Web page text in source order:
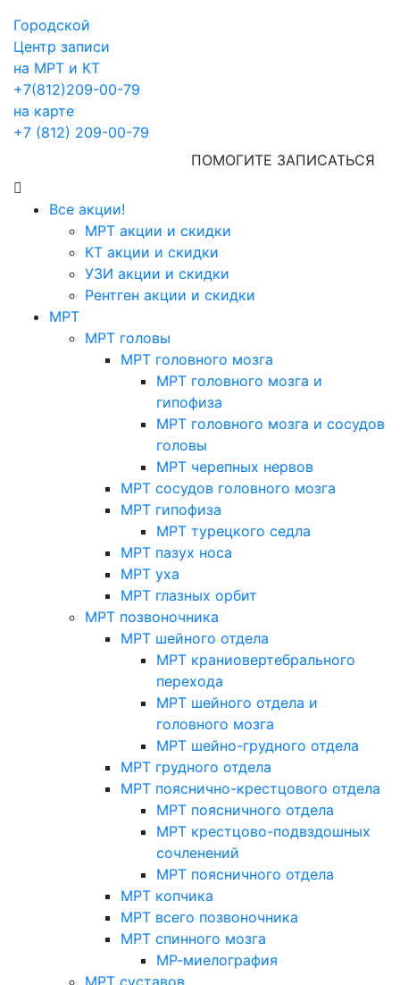
Городской
Центр записи
на МРТ и КТ
+7(812)209-00-79
на карте
+7 (812) 209-00-79
ПОМОГИТЕ ЗАПИСАТЬСЯ
Все акции!
МРТ акции и скидки
КТ акции и скидки
УЗИ акции и скидки
Рентген акции и скидки
МРТ
МРТ головы
МРТ головного мозга
МРТ головного мозга и
гипофиза
МРТ головного мозга и сосудов
головы
МРТ черепных нервов
МРТ сосудов головного мозга
МРТ гипофиза
МРТ турецкого седла
МРТ пазух носа
МРТ уха
МРТ глазных орбит
МРТ позвоночника
МРТ шейного отдела
МРТ краниовертебрального
перехода
МРТ шейного отдела и
головного мозга
МРТ шейно-грудного отдела
МРТ грудного отдела
МРТ пояснично-крестцового отдела
МРТ поясничного отдела
МРТ крестцово-подвздошных
сочленений
МРТ поясничного отдела
МРТ копчика
МРТ всего позвоночника
МРТ спинного мозга
МР-миелография
МРТ суставов